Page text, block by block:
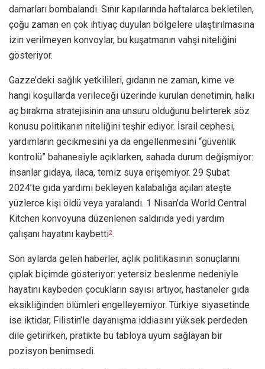
damarları bombalandı. Sınır kapılarında haftalarca bekletilen,
çoğu zaman en çok ihtiyaç duyulan bölgelere ulaştırılmasına
izin verilmeyen konvoylar, bu kuşatmanın vahşi niteliğini
gösteriyor.
Gazze’deki sağlık yetkilileri, gıdanın ne zaman, kime ve
hangi koşullarda verileceği üzerinde kurulan denetimin, halkı
aç bırakma stratejisinin ana unsuru olduğunu belirterek söz
konusu politikanın niteliğini teşhir ediyor. İsrail cephesi,
yardımların gecikmesini ya da engellenmesini “güvenlik
kontrolü” bahanesiyle açıklarken, sahada durum değişmiyor:
insanlar gıdaya, ilaca, temiz suya erişemiyor. 29 Şubat
2024’te gıda yardımı bekleyen kalabalığa açılan ateşte
yüzlerce kişi öldü veya yaralandı. 1 Nisan’da World Central
Kitchen konvoyuna düzenlenen saldırıda yedi yardım
çalışanı hayatını kaybetti2.
Son aylarda gelen haberler, açlık politikasının sonuçlarını
çıplak biçimde gösteriyor: yetersiz beslenme nedeniyle
hayatını kaybeden çocukların sayısı artıyor, hastaneler gıda
eksikliğinden ölümleri engelleyemiyor. Türkiye siyasetinde
ise iktidar, Filistin’le dayanışma iddiasını yüksek perdeden
dile getirirken, pratikte bu tabloya uyum sağlayan bir
pozisyon benimsedi.